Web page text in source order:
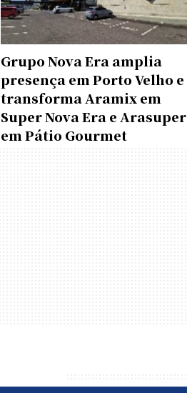
Grupo Nova Era amplia
presença em Porto Velho e
transforma Aramix em
Super Nova Era e Arasuper
em Pátio Gourmet